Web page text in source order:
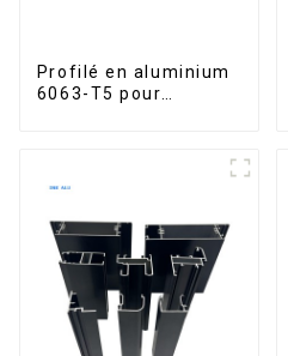
Profilé en aluminium
6063-T5 pour